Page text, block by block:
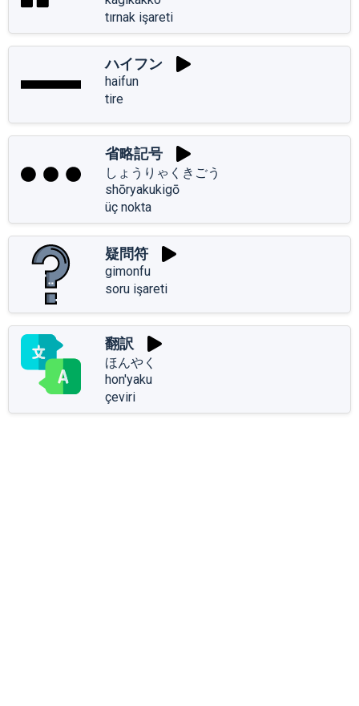
tırnak işareti
ハイフン
haifun
tire
省略記号
しょうりゃくきごう
shōryakukigō
üç nokta
疑問符
gimonfu
soru işareti
翻訳
ほんやく
hon'yaku
çeviri